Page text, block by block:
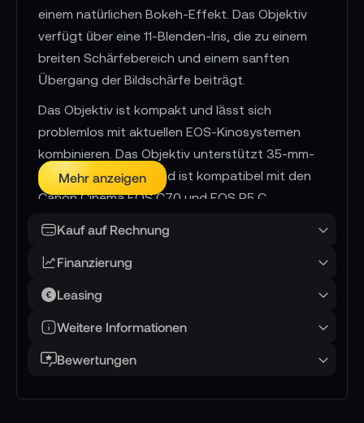
einem natürlichen Bokeh-Effekt. Das Objektiv
verfügt über eine 11-Blenden-Iris, die zu einem
breiten Schärfebereich und einem sanften
Übergang der Bildschärfe beiträgt.
Das Objektiv ist kompakt und lässt sich
problemlos mit aktuellen EOS-Kinosystemen
kombinieren. Das Objektiv unterstützt 35-mm-
Vollformatkameras und ist kompatibel mit den
Canon Cinema EOS C70 und EOS R5 C
mit 12-poligen elektronischen Kontakten
ermöglicht eine verbesserte Kommunikation
zwischen Objektiv und Kamera. Dies ermöglicht
neue Funktionen wie die Korrektur von
Verzerrungen, chromatischen Aberrationen und
peripherer Beleuchtung, basierend auf den im
Objektiv erfassten Informationen. Außerdem
Mehr anzeigen
Kauf auf Rechnung
Finanzierung
Leasing
Weitere Informationen
Bewertungen